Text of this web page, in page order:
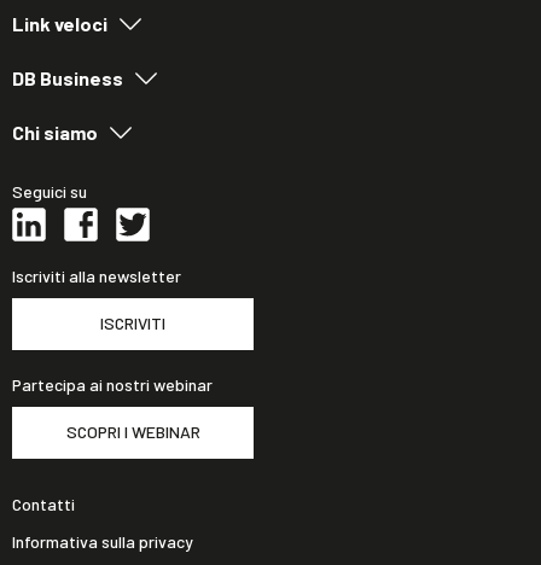
Link veloci
DB Business
Chi siamo
Seguici su
Iscriviti alla newsletter
ISCRIVITI
Partecipa ai nostri webinar
SCOPRI I WEBINAR
Contatti
Informativa sulla privacy